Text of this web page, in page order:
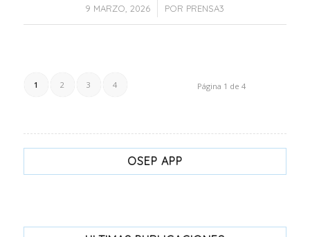
9 MARZO, 2026
/ POR PRENSA3
Página 1 de 4
1 2 3 4
OSEP APP